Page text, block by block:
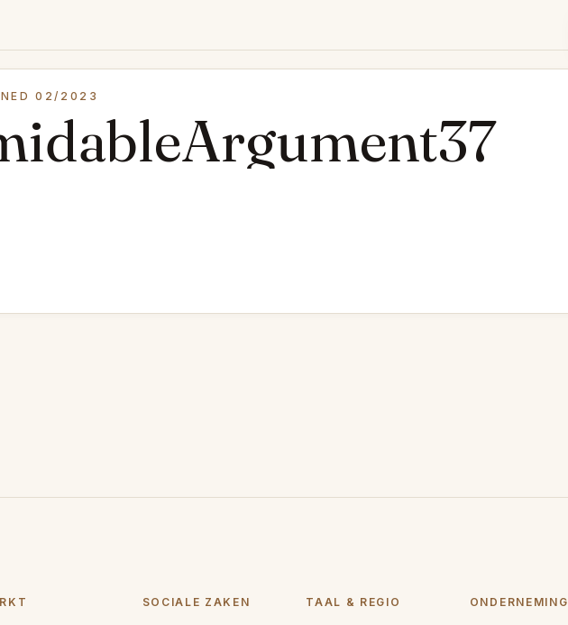
02/2023
SOCIALE ZAKEN TAAL & REGIO ONDERNEMING